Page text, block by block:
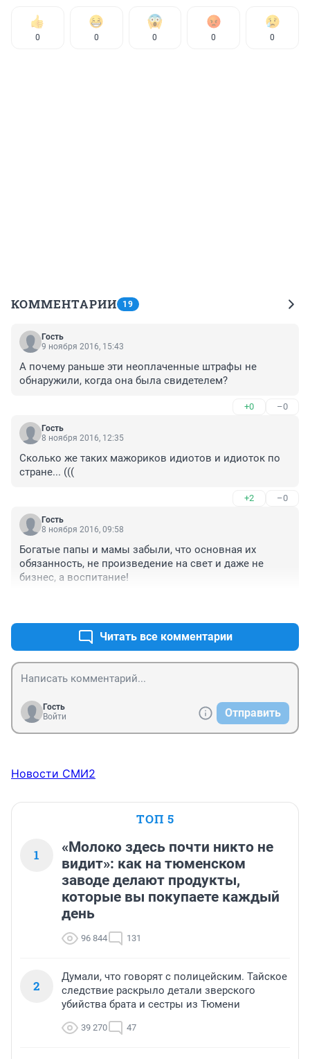
0 0 0 0 0
КОММЕНТАРИИ 19
Гость
9 ноября 2016, 15:43
А почему раньше эти неоплаченные штрафы не
обнаружили, когда она была свидетелем?
+0 –0
Гость
8 ноября 2016, 12:35
Сколько же таких мажориков идиотов и идиоток по
стране... (((
+2 –0
Гость
8 ноября 2016, 09:58
Богатые папы и мамы забыли, что основная их
обязанность, не произведение на свет и даже не
бизнес, а воспитание!
Читать все комментарии
Гость
Войти
Отправить
Новости СМИ2
ТОП 5
1
«Молоко здесь почти никто не
видит»: как на тюменском
заводе делают продукты,
которые вы покупаете каждый
день
96 844 131
2
Думали, что говорят с полицейским. Тайское
следствие раскрыло детали зверского
убийства брата и сестры из Тюмени
39 270 47